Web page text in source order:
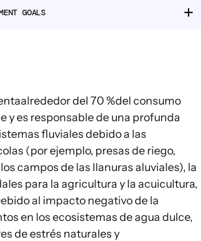
en agricultura y
GOALS
alrededor del 70 %del consumo
y es responsable de una profunda
fluviales debido a las
(por ejemplo, presas de riego,
campos de las llanuras aluviales), la
para la agricultura y la acuicultura,
al impacto negativo de la
en los ecosistemas de agua dulce,
de estrés naturales y